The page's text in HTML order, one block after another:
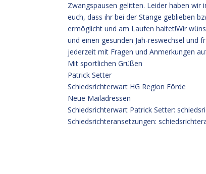
Zwangspausen gelitten. Leider haben wir
euch, dass ihr bei der Stange geblieben
ermöglicht und am Laufen haltet!Wir
und einen gesunden Jah-reswechsel und
jederzeit mit Fragen und Anmerkungen
Mit sportlichen Grüßen
Patrick Setter
Schiedsrichterwart HG Region Förde
Neue Mailadressen
Schiedsrichterwart Patrick Setter:
Schiedsrichteransetzungen: